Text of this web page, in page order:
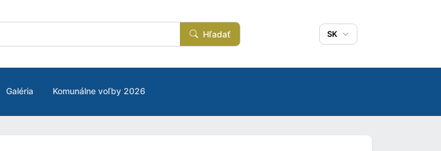
Hľadať SK
Galéria Komunálne voľby 2026